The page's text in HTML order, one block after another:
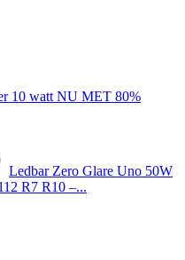
10 watt NU MET 80%
Ledbar Zero Glare Uno 50W
R7 R10 –...